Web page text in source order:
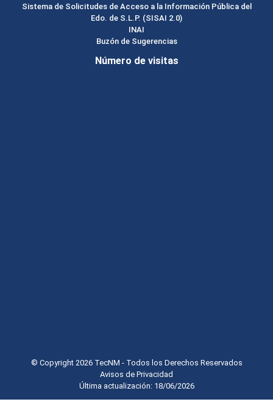
Sistema de Solicitudes de Acceso a la Información Pública del
Edo. de S.L.P. (SISAI 2.0)
INAI
Buzón de Sugerencias
Número de visitas
© Copyright 2026 TecNM - Todos los Derechos Reservados
Avisos de Privacidad
Última actualización: 18/06/2026